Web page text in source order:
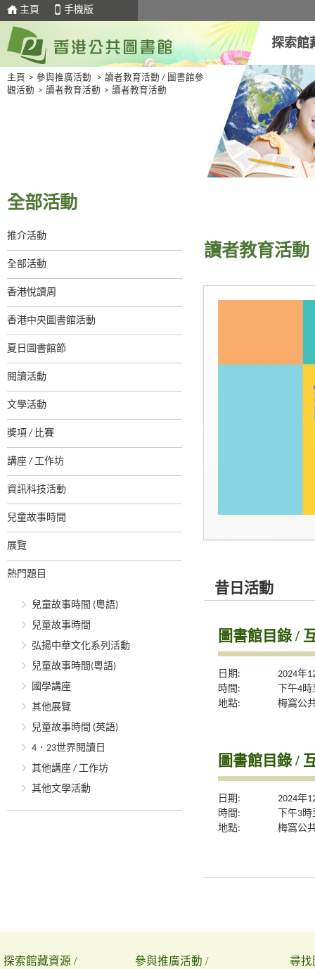
主頁 手機版
探索館
主頁 > 參與推廣活動 > 讀者教育活動 / 圖書館參
觀活動 > 讀者教育活動 > 讀者教育活動
全部活動
推介活動
全部活動
香港悅讀周
香港中央圖書館活動
夏日圖書館節
閱讀活動
文學活動
獎項 / 比賽
講座 / 工作坊
資訊科技活動
兒童故事時間
展覽
熱門題目
兒童故事時間 (粵語)
兒童故事時間
弘揚中華文化系列活動
兒童故事時間(粵語)
國學講座
其他展覽
兒童故事時間 (英語)
4．23世界閱讀日
其他講座 / 工作坊
其他文學活動
讀者教育活動
昔日活動
圖書館目錄 /
日期:
2024年
時間:
下午4
地點:
梅窩公
圖書館目錄 /
日期:
2024年
時間:
下午3
地點:
梅窩公
探索館藏資源 / 參與推廣活動 / 尋找